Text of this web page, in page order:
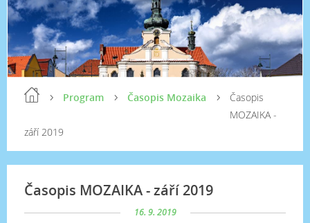
Program Časopis Mozaika
Časopis
MOZAIKA -
září 2019
Časopis MOZAIKA - září 2019
16. 9. 2019